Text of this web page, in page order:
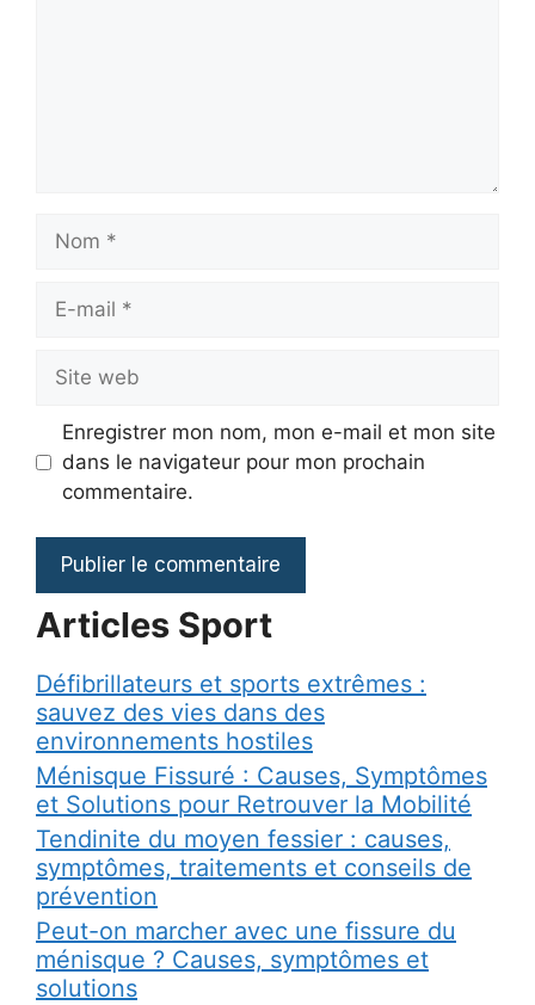
mail
web
Enregistrer mon nom, mon e-mail et mon site
dans le navigateur pour mon prochain
commentaire.
Articles Sport
Défibrillateurs et sports extrêmes :
sauvez des vies dans des
environnements hostiles
Ménisque Fissuré : Causes, Symptômes
et Solutions pour Retrouver la Mobilité
Tendinite du moyen fessier : causes,
symptômes, traitements et conseils de
prévention
Peut-on marcher avec une fissure du
ménisque ? Causes, symptômes et
solutions